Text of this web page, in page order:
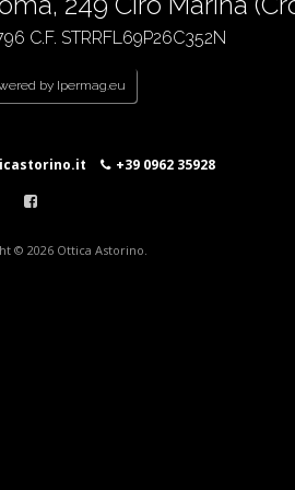
C.F. STRRFL69P26C352N
by Ipermag.eu
+39 0962 35928
© 2026 Ottica Astorino.